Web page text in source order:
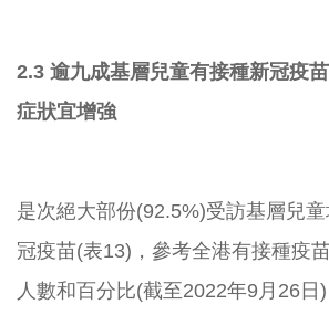
2.3 逾九成基層兒童有接種新冠疫
症狀宜增強
是次絕大部份(92.5%)受訪基層兒
冠疫苗(表13)，參考全港有接種疫
人數和百分比(截至2022年9月26日